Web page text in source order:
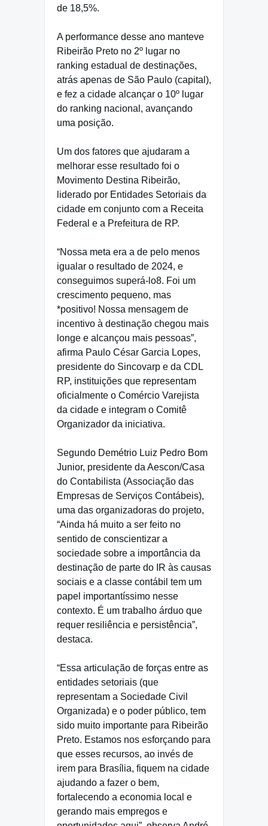
de 18,5%.
A performance desse ano manteve
Ribeirão Preto no 2º lugar no
ranking estadual de destinações,
atrás apenas de São Paulo (capital),
e fez a cidade alcançar o 10º lugar
do ranking nacional, avançando
uma posição.
Um dos fatores que ajudaram a
melhorar esse resultado foi o
Movimento Destina Ribeirão,
liderado por Entidades Setoriais da
cidade em conjunto com a Receita
Federal e a Prefeitura de RP.
“Nossa meta era a de pelo menos
igualar o resultado de 2024, e
conseguimos superá-lo8. Foi um
crescimento pequeno, mas
*positivo! Nossa mensagem de
incentivo à destinação chegou mais
longe e alcançou mais pessoas”,
afirma Paulo César Garcia Lopes,
presidente do Sincovarp e da CDL
RP, instituições que representam
oficialmente o Comércio Varejista
da cidade e integram o Comitê
Organizador da iniciativa.
Segundo Demétrio Luiz Pedro Bom
Junior, presidente da Aescon/Casa
do Contabilista (Associação das
Empresas de Serviços Contábeis),
uma das organizadoras do projeto,
“Ainda há muito a ser feito no
sentido de conscientizar a
sociedade sobre a importância da
destinação de parte do IR às causas
sociais e a classe contábil tem um
papel importantíssimo nesse
contexto. É um trabalho árduo que
requer resiliência e persistência”,
destaca.
“Essa articulação de forças entre as
entidades setoriais (que
representam a Sociedade Civil
Organizada) e o poder público, tem
sido muito importante para Ribeirão
Preto. Estamos nos esforçando para
que esses recursos, ao invés de
irem para Brasília, fiquem na cidade
ajudando a fazer o bem,
fortalecendo a economia local e
gerando mais empregos e